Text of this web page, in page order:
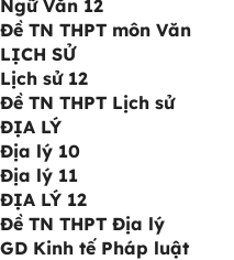
Ngữ Văn 12
Đề TN THPT môn Văn
LỊCH SỬ
Lịch sử 12
Đề TN THPT Lịch sử
ĐỊA LÝ
Địa lý 10
Địa lý 11
ĐỊA LÝ 12
Đề TN THPT Địa lý
GD Kinh tế Pháp luật